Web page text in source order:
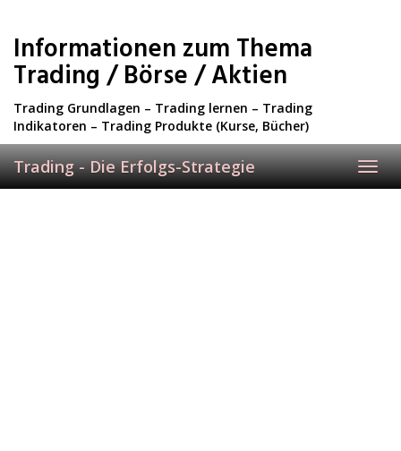
main
content
Informationen zum Thema
Trading / Börse / Aktien
Trading Grundlagen – Trading lernen – Trading
Indikatoren – Trading Produkte (Kurse, Bücher)
Trading - Die Erfolgs-Strategie